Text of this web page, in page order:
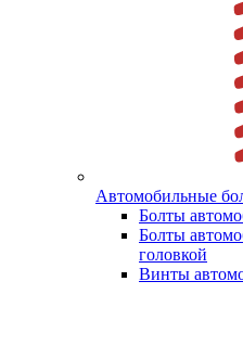
Автомобильные
Болты
Болты
головкой
Винты